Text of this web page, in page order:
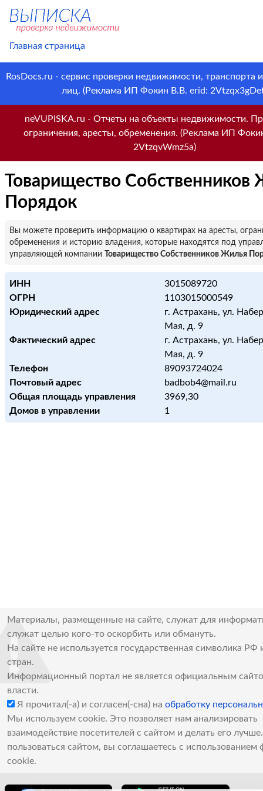
Главная страница
RosDocs.ru - сервис проверки недвижимости, транспорта
лиц. (Реклама ИП Фокин В.В. erid:
neVUPISKA.ru - Отчеты на объекты недвижимости.
ограничения, аресты, обременения. (Реклама ИП
2VtzqvWmz5a)
Товарищество Собственников
Порядок
Вы можете проверить информацию о квартирах на аресты,
обременения и историю владения, которые находятся под
управляющей компании
Товарищество Собственников Жилья
ИНН
3015089720
ОГРН
1103015000549
Юридический адрес
г. Астрахань, ул.
Мая, д. 9
Фактический адрес
г. Астрахань, ул.
Мая, д. 9
Телефон
89093724024
Почтовый адрес
badbob4@mail.ru
Общая площадь управления
3969,30
Домов в управлении
1
Материалы, размещенные на сайте, служат для
служат целью кого-то оскорбить или обмануть.
На сайте не используется государственная символика РФ
стран.
Информационный портал не является официальным
власти.
Я прочитал(-а) и согласен(-сна) на обработку
Мы используем cookie. Это позволяет нам анализировать
взаимодействие посетителей с сайтом и делать его
пользоваться сайтом, вы соглашаетесь с использованием
cookie.